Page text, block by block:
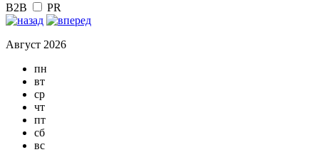
B2B PR
Август 2026
пн
вт
ср
чт
пт
сб
вс